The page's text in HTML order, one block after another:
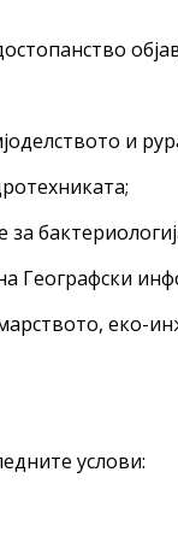
и
Географски
еко-
услови: